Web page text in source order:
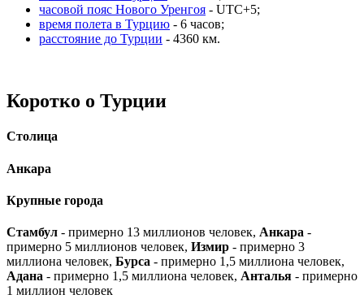
часовой пояс Нового Уренгоя - UTC+5;
время полета в Турцию - 6 часов;
расстояние до Турции - 4360 км.
Коротко о Турции
Столица
Анкара
Крупные города
Стамбул - примерно 13 миллионов человек, Анкара -
примерно 5 миллионов человек, Измир - примерно 3
миллиона человек, Бурса - примерно 1,5 миллиона человек,
Адана - примерно 1,5 миллиона человек, Анталья - примерно
1 миллион человек